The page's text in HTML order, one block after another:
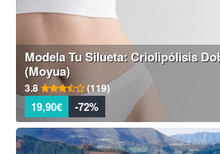
Modela Tu Silueta: Criolipólisis
(Moyua)
3.8 (119)
19,90€ -72%